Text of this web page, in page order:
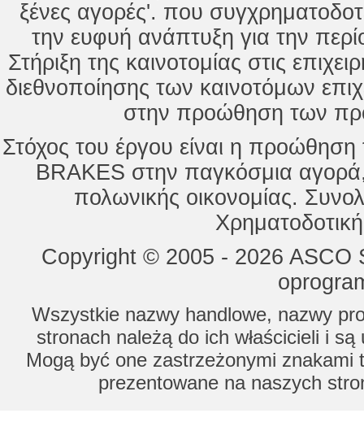
ξένες αγορές'. που
την ευφυή ανάπτυξη για την
Στήριξη της καινοτομίας στις
διεθνοποίησης των καινοτόμων
στην προώθηση των
Στόχος του έργου είναι η
BRAKES στην παγκόσμια
πολωνικής οικονομίας.
Copyright © 2005 - 2026
Wszystkie nazwy handlowe, nazwy
stronach należą do ich właścicieli i
Mogą być one zastrzeżonymi znakami
prezentowane na naszych